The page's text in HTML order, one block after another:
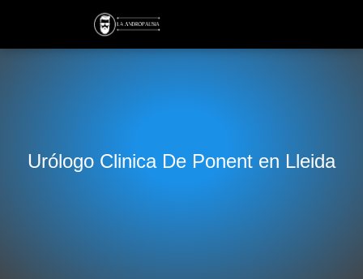
Urólogo Clinica De Ponent en Lleida